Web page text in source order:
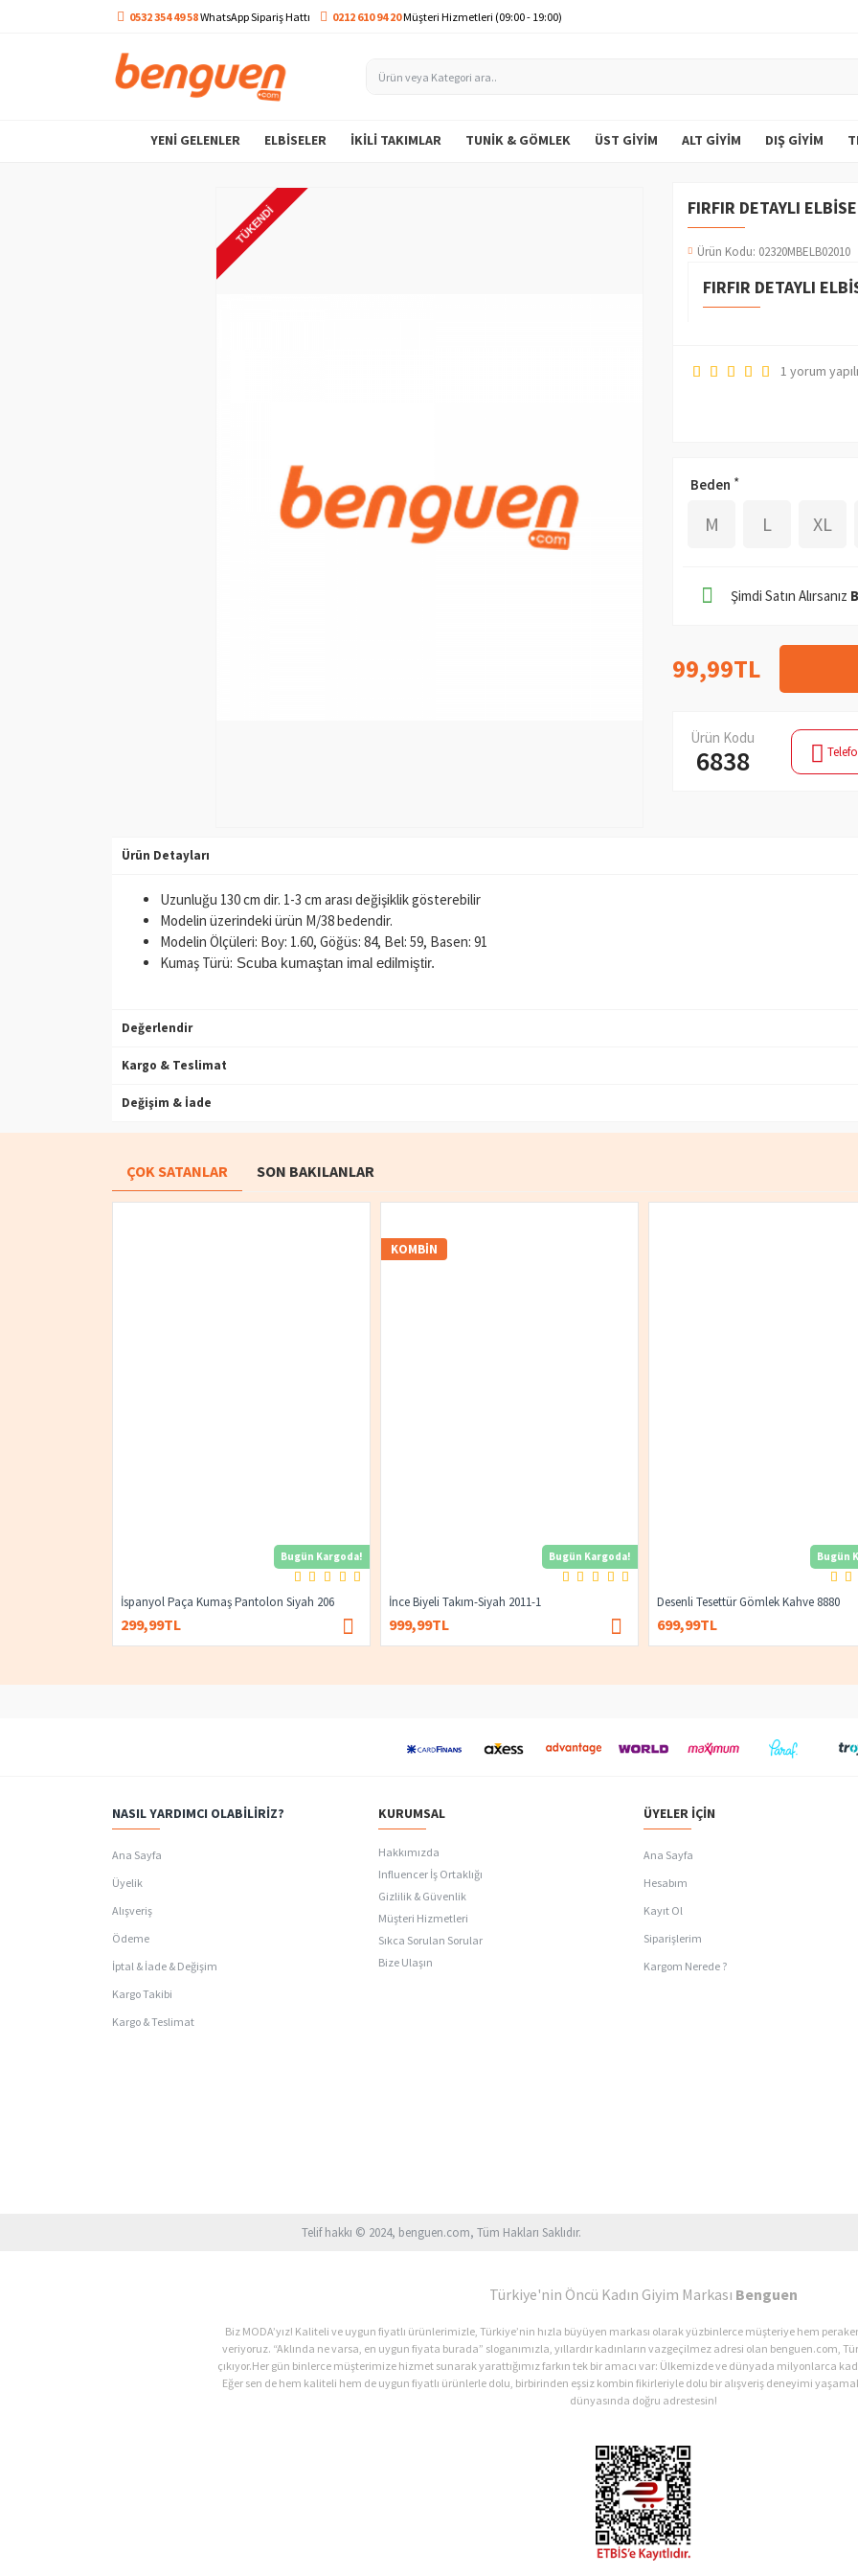
0532 354 49 58WhatsApp Sipariş Hattı 0212 610 94 20Müşteri Hizmetleri (09:00 - 19:00)
YENI GELENLER ELBISELER İKILI TAKIMLAR TUNIK & GÖMLEK ÜST GIYIM ALT GIYIM DIŞ GIYIM
TÜKENDI FIRFIR DETAYLI
FIRFIR DETAYLI
Ürün Kodu: 02320MBELB02010
1 yorum
Beden
M L XL
99,99TL
Şimdi Satın Alırsanız
Ürün Kodu
6838
Ürün Detayları
Uzunluğu 130 cm dir. 1-3 cm arası değişiklik gösterebilir
Modelin üzerindeki ürün M/38 bedendir.
Modelin Ölçüleri: Boy: 1.60, Göğüs: 84, Bel: 59, Basen: 91
Kumaş Türü: Scuba kumaştan imal edilmiştir.
Değerlendir
Kargo & Teslimat
Değişim & İade
ÇOK SATANLAR SON BAKILANLAR
Bugün Kargoda!
İspanyol Paça Kumaş Pantolon Siyah 206
299,99TL
Bugün Kargoda!
KOMBIN
İnce Biyeli Takım-Siyah 2011-1
999,99TL
Bugün
Desenli Tesettür Gömlek Kahve 8880
699,99TL
NASIL YARDIMCI OLABILIRIZ?
Ana Sayfa
Üyelik
Alışveriş
Ödeme
İptal & İade & Değişim
Kargo Takibi
Kargo & Teslimat
KURUMSAL
Hakkımızda
Influencer İş Ortaklığı
Gizlilik & Güvenlik
Müşteri Hizmetleri
Sıkca Sorulan Sorular
Bize Ulaşın
ÜYELER İÇIN
Ana Sayfa
Hesabım
Kayıt Ol
Siparişlerim
Kargom Nerede ?
Telif hakkı © 2024, benguen.com, Tüm Hakları Saklıdır.
Türkiye'nin Öncü Kadın Giyim Markası Benguen
Biz MODA’yız! Kaliteli ve uygun fiyatlı ürünlerimizle, Türkiye’nin hızla büyüyen markası olarak yüzbinlerce müşteriye hem
veriyoruz. “Aklında ne varsa, en uygun fiyata burada” sloganımızla, yıllardır kadınların vazgeçilmez adresi olan benguen.com,
çıkıyor.Her gün binlerce müşterimize hizmet sunarak yarattığımız farkın tek bir amacı var: Ülkemizde ve dünyada milyonlarca
Eğer sen de hem kaliteli hem de uygun fiyatlı ürünlerle dolu, birbirinden eşsiz kombin fikirleriyle dolu bir alışveriş deneyimi
dünyasında doğru adrestesin!